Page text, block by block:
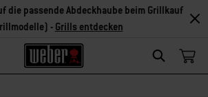
Search
die passende Abdeckhaube beim Grillkauf
- Grills entdecken